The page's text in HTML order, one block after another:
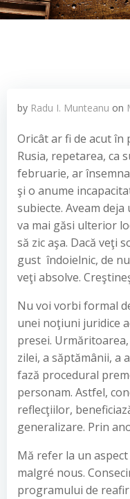
by Radu I. Munteanu on
Oricât ar fi de acut în
Rusia, repetarea, ca
februarie, ar
şi o anume
subiecte. Aveam
va mai găsi ulterior
să zic aşa. Dacă veţi
gust îndoielnic, de
veţi absolve.
Nu voi vorbi formal
unei noţiuni juridice
presei.
zilei, a săptămânii, a
fază procedural
personam. Astfel,
reflecţiilor,
generalizare. Prin
Mă refer la un
malgré nous.
programului de